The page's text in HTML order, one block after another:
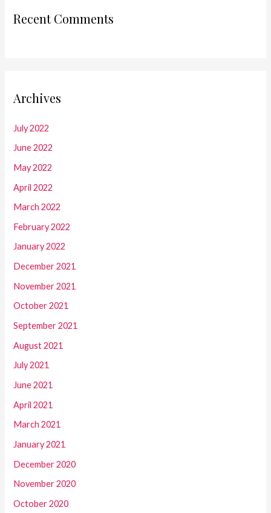
Recent Comments
Archives
July 2022
June 2022
May 2022
April 2022
March 2022
February 2022
January 2022
December 2021
November 2021
October 2021
September 2021
August 2021
July 2021
June 2021
April 2021
March 2021
January 2021
December 2020
November 2020
October 2020